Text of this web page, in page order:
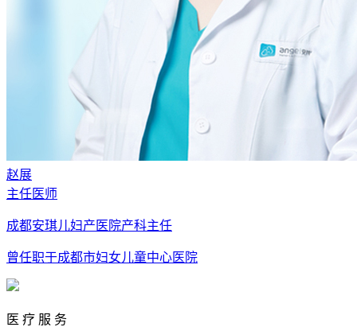
赵展
主任医师
成都安琪儿妇产医院产科主任
曾任职于成都市妇女儿童中心医院
医 疗 服 务